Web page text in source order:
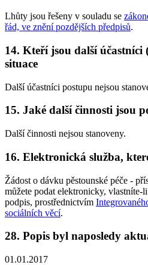
Lhůty jsou řešeny v souladu se
řád, ve znění pozdějších předpisů.
14. Kteří jsou další účastníci
situace
Další účastníci postupu nejsou
15. Jaké další činnosti jsou
Další činnosti nejsou stanoveny.
16. Elektronická služba,
Žádost o dávku pěstounské péče -
můžete podat elektronicky,
podpis, prostřednictvím
sociálních věcí.
28. Popis byl naposledy
01.01.2017